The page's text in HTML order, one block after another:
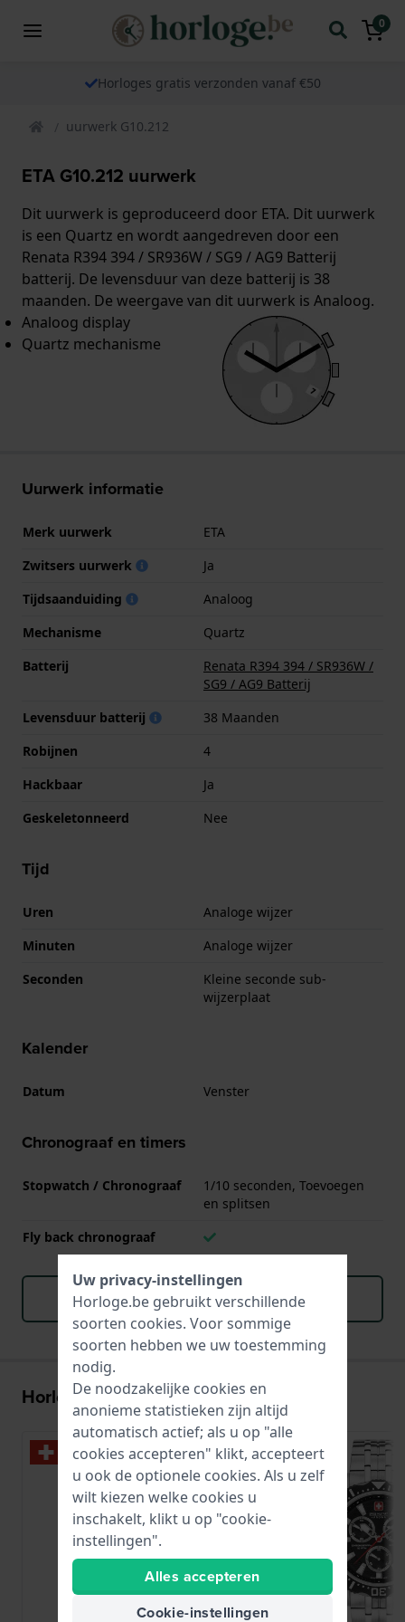
0
Horloges gratis verzonden vanaf €50
uurwerk G10.212
ETA G10.212 uurwerk
Dit uurwerk is geproduceerd door ETA. Dit uurwerk
is een Quartz en wordt aangedreven door een
Renata R394 394 / SR936W / SG9 / AG9 Batterij
batterij. De levensduur van deze batterij is 38
maanden. De weergave van dit uurwerk is Analoog.
Analoog display
Quartz mechanisme
Uurwerk informatie
Merk uurwerk
ETA
Zwitsers uurwerk
Ja
Tijdsaanduiding
Analoog
Mechanisme
Quartz
Batterij
Renata R394 394 / SR936W /
SG9 / AG9 Batterij
Levensduur batterij
38 Maanden
Robijnen
4
Hackbaar
Ja
Geskeletonneerd
Nee
Tijd
Uren
Analoge wijzer
Minuten
Analoge wijzer
Seconden
Kleine seconde sub-
wijzerplaat
Kalender
Datum Venster
Chronograaf en timers
Stopwatch / Chronograaf
1/10 seconden, Toevoegen
en splitsen
Fly back chronograaf
Download handboek (English)
Horloges met het G10.212 uurwerk:
Uw privacy-instellingen
Horloge.be gebruikt verschillende
soorten cookies. Voor sommige
soorten hebben we uw toestemming
nodig.
De noodzakelijke cookies en
anonieme statistieken zijn altijd
automatisch actief; als u op "alle
cookies accepteren" klikt, accepteert
u ook de optionele cookies. Als u zelf
wilt kiezen welke cookies u
inschakelt, klikt u op "cookie-
instellingen".
Alles accepteren
Cookie-instellingen